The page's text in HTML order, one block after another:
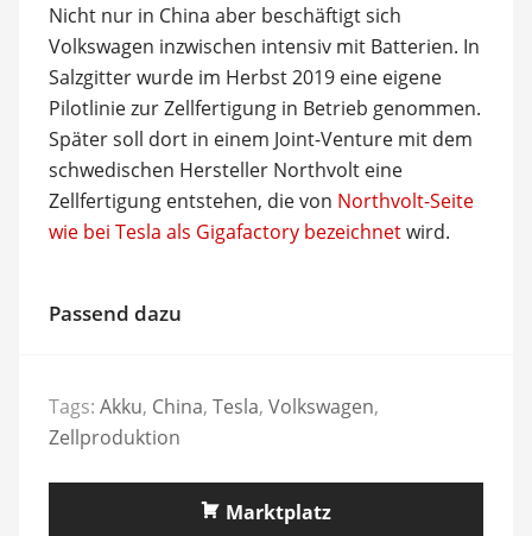
Nicht nur in China aber beschäftigt sich
Volkswagen inzwischen intensiv mit Batterien. In
Salzgitter wurde im Herbst 2019 eine eigene
Pilotlinie zur Zellfertigung in Betrieb genommen.
Später soll dort in einem Joint-Venture mit dem
schwedischen Hersteller Northvolt eine
Zellfertigung entstehen, die von Northvolt-Seite
wie bei Tesla als Gigafactory bezeichnetwird.
Passend dazu
Tags: Akku, China, Tesla, Volkswagen,
Zellproduktion
Marktplatz